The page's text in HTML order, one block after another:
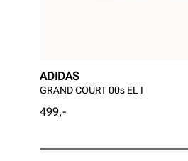
ADIDAS
GRAND COURT 00s EL I
Pris
499,-